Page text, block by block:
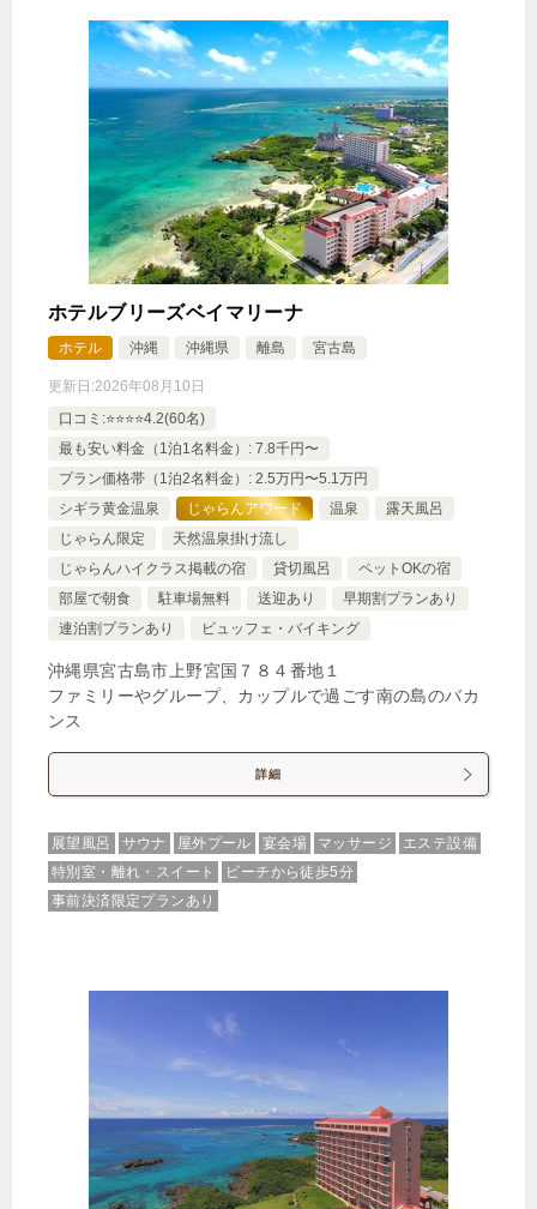
プールヴィラスイート デイベッド・ロフト付 ラ
ウンジアクセス
1泊大人1名合計（税込）
103,400円
【選べるお部屋と価格】
103,400円プールヴィラスイート デイベッ
ド・ロフト付 ラウンジアクセス
43,560円
エグゼクティブオーシャンルーム＜
ラウンジアクセス付＞
43,560円エグゼクティブサンライズルーム＜
ラウンジアクセス付＞
うALLAMANDA Dinner
OUT
特別室・スイート・離れ 禁煙ルーム
1泊大人1名合計（税込）
【選べるお部屋と価格】
103,400円プールヴィラスイート デイベッ
ド・ロフト付 ラウンジアクセス
ホテルブリーズベイマリーナ
ホテル 沖縄 沖縄県 離島 宮古島
更新日:2026年08月10日
口コミ:⭐️⭐️⭐️⭐️4.2(60名)
最も安い料金（1泊1名料金）: 7.8千円〜
プラン価格帯（1泊2名料金）: 2.5万円〜5.1万円
シギラ黄金温泉
じゃらんアワード 温泉
露天風呂
じゃらん限定
天然温泉掛け流し
じゃらんハイクラス掲載の宿
貸切風呂
ペットOKの宿
部屋で朝食
駐車場無料 送迎あり
早期割プランあり
連泊割プランあり
ビュッフェ・バイキング
沖縄県宮古島市上野宮国７８４番地１
ファミリーやグループ、カップルで過ごす南の島のバカ
ンス
詳細
展望風呂 サウナ 屋外プール 宴会場 マッサージ
エステ設備
特別室・離れ・スイート
ビーチから徒歩5分
事前決済限定プランあり